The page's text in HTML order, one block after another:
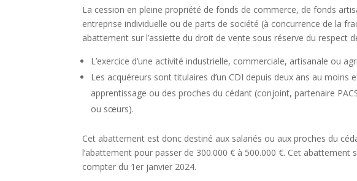
La cession en pleine propriété de fonds de commerce, de fonds
entreprise individuelle ou de parts de société (à concurrence de la
abattement sur l’assiette du droit de vente sous réserve du respect
L’exercice d’une activité industrielle, commerciale, artisanale ou
Les acquéreurs sont titulaires d’un CDI depuis deux ans au
apprentissage ou des proches du cédant (conjoint, partenaire
ou sœurs).
Cet abattement est donc destiné aux salariés ou aux proches du
l’abattement pour passer de 300.000 € à 500.000 €. Cet abattement
compter du 1er janvier 2024.